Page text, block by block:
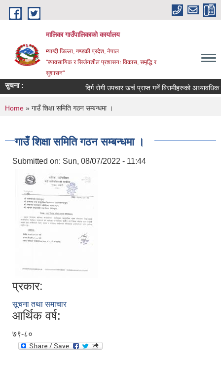
Skip to main content
मालिका गाउँपालिकाको कार्यालय
म्याग्दी जिल्ला, गण्डकी प्रदेश, नेपाल
"ब्यावसायिक र सिर्जनशील प्रशासनः विकास, समृद्धि र
सुशासन"
सुचना : दिर्ग रोगी उपचार खर्च प्राप्त गर्ने बिरामीहरुको अध्यावधिक
You are here
Home » गाउँ शिक्षा समिति गठन सम्बन्धमा ।
गाउँ शिक्षा समिति गठन सम्बन्धमा ।
Submitted on: Sun, 08/07/2022 - 11:44
प्रकार:
सूचना तथा समाचार
आर्थिक वर्ष:
७९-८०